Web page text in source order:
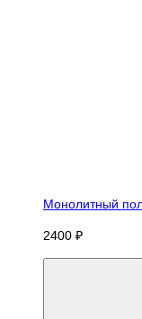
Монолитный
2400 ₽